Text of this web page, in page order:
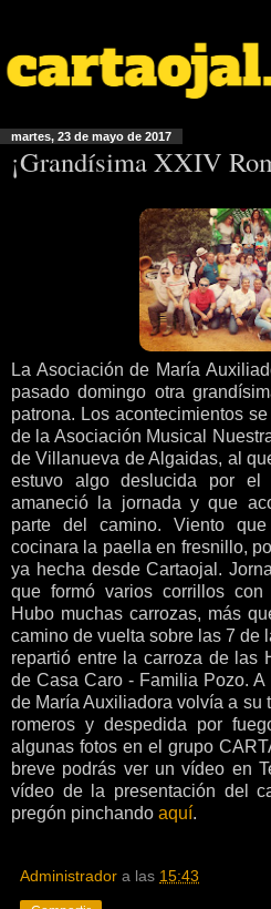
martes, 23 de mayo de 2017
¡Grandísima XXIV
La Asociación de María
pasado domingo otra
patrona. Los acontecimientos
de la Asociación Musical
de Villanueva de Algaidas, al
estuvo algo deslucida por
amaneció la jornada y que
parte del camino. Viento
cocinara la paella en fresnillo,
ya hecha desde Cartaojal.
que formó varios corrillos con
Hubo muchas carrozas, más
camino de vuelta sobre las 7 de
repartió entre la carroza de las
de Casa Caro - Familia Pozo.
de María Auxiliadora volvía a su
romeros y despedida por
algunas fotos en el grupo
breve podrás ver un vídeo en
vídeo de la presentación del
pregón pinchando aquí.
Administrador a las 15:43